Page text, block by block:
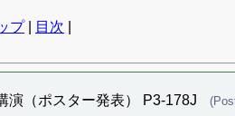
プ| 目次
演（ポスター発表） P3-178J